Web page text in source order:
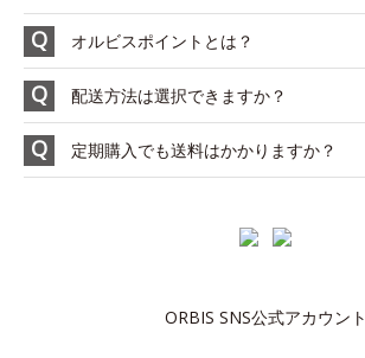
オルビスポイントとは？
配送方法は選択できますか？
定期購入でも送料はかかりますか？
ORBIS SNS公式アカウント